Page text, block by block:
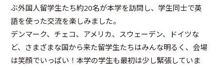
ぶ外国人留学生たち約20名が本学を訪問し、学生同士で英
語を使った交流を楽しみました。
デンマーク、チェコ、アメリカ、スウェーデン、ドイツな
ど、さまざまな国から来た留学生たちはみんな明るく、会場
は笑顔でいっぱい！本学の学生も最初は少し緊張していま